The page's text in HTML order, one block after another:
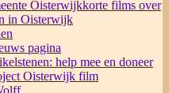
Oisterwijkkorte films over
in Oisterwijk
pagina
help mee en doneer
Oisterwijk film